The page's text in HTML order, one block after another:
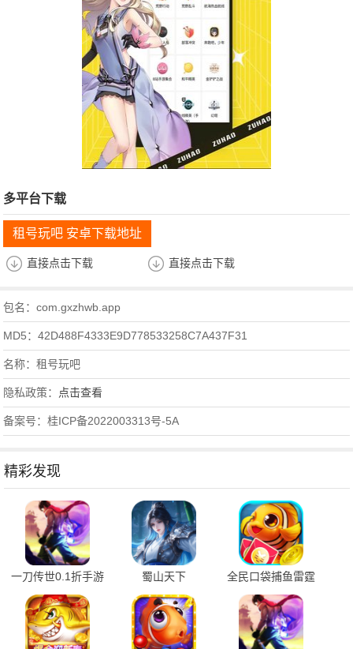
多平台下载
租号玩吧 安卓下载地址
直接点击下载 直接点击下载
包名：com.gxzhwb.app
MD5：42D488F4333E9D778533258C7A437F31
名称：租号玩吧
隐私政策： 点击查看
备案号：桂ICP备2022003313号-5A
精彩发现
一刀传世0.1折手游
平台 101.3.0 最新
版
蜀山天下
24122711 安卓版
全民口袋捕鱼雷霆
版 5.5.2.0 最新版